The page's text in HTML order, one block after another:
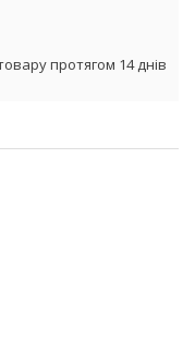
протягом 14 днів